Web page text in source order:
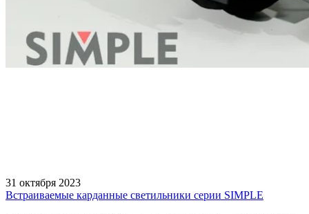
31 октября 2023
Встраиваемые карданные светильники серии SIMPLE